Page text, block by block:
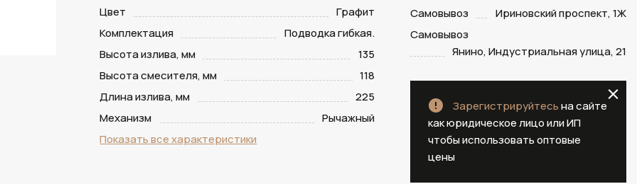
Цвет
Графит
Комплектация
Подводка гибкая.
Высота излива, мм
135
Высота смесителя, мм
118
Длина излива, мм
225
Механизм
Рычажный
Показать все характеристики
Самовывоз
Ириновский проспект, 1Ж
Самовывоз
Янино, Индустриальная улица, 21
Зарегистрируйтесьна сайте
как юридическое лицо или ИП
чтобы использовать оптовые
цены